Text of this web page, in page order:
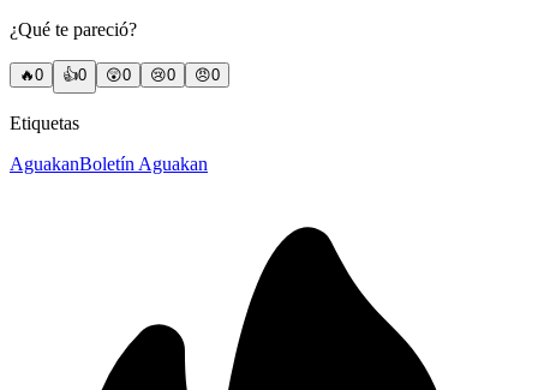
¿Qué te pareció?
🔥0 👍0 😲0 😢0 😠0
Etiquetas
AguakanBoletín Aguakan